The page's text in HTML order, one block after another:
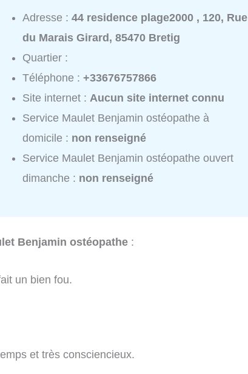
Adresse :44 residence plage2000 , 120, Rue
du Marais Girard, 85470 Bretig
Quartier :
Téléphone :+33676757866
Site internet : Aucun site internet connu
Service Maulet Benjamin ostéopathe à
domicile : non renseigné
Service Maulet Benjamin ostéopathe ouvert
dimanche : non renseigné
Benjamin ostéopathe :
un bien fou.
et très consciencieux.